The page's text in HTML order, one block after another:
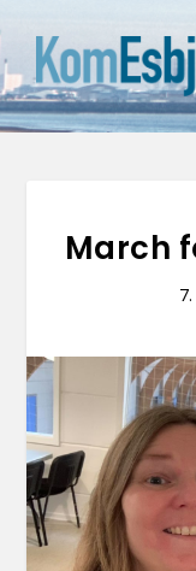
March